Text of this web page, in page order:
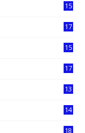
15
17
15
17
13
14
18